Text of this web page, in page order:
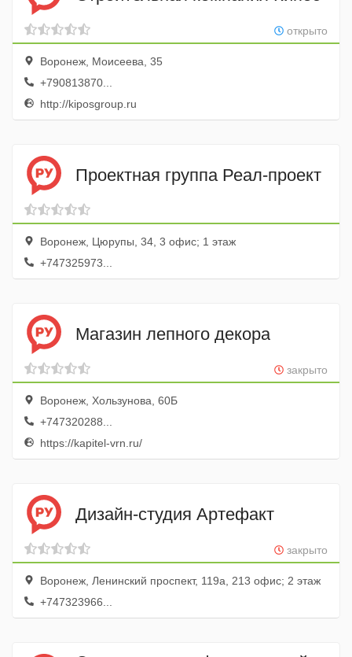
открыто
Воронеж, Моисеева, 35
+790813870...
http://kiposgroup.ru
Проектная группа Реал-проект
Воронеж, Цюрупы, 34, 3 офис; 1 этаж
+747325973...
Магазин лепного декора
закрыто
Воронеж, Хользунова, 60Б
+747320288...
https://kapitel-vrn.ru/
Дизайн-студия Артефакт
закрыто
Воронеж, Ленинский проспект, 119а, 213 офис; 2 этаж
+747323966...